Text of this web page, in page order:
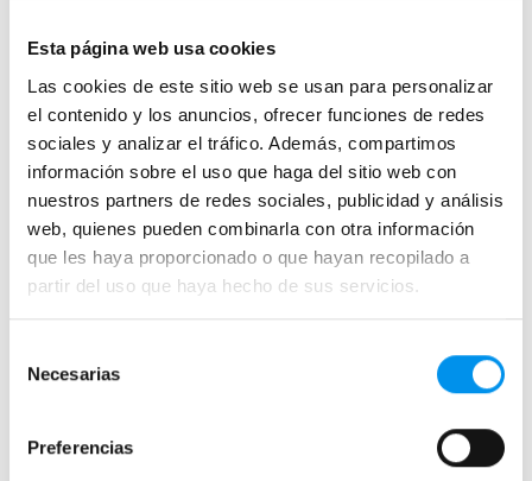
Esta página web usa cookies
Las cookies de este sitio web se usan para personalizar
el contenido y los anuncios, ofrecer funciones de redes
sociales y analizar el tráfico. Además, compartimos
información sobre el uso que haga del sitio web con
nuestros partners de redes sociales, publicidad y análisis
web, quienes pueden combinarla con otra información
que les haya proporcionado o que hayan recopilado a
partir del uso que haya hecho de sus servicios.
Necesarias
Preferencias
Mamparas rectangulares
Semicirculares
Correderas sin perfiles
Apertura abatible
Cristal fijo para ducha
Correderas
Mamparas doble hoja